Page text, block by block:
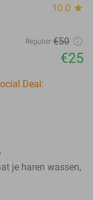
10.0 star
Regulier €50
€25
Deal:
je haren wassen,